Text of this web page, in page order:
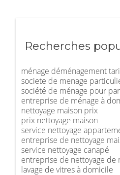
Recherches
ménage déménagement
societe de menage
société de ménage pour
entreprise de ménage à
nettoyage maison prix
prix nettoyage maison
service nettoyage
entreprise de nettoyage
service nettoyage canapé
entreprise de nettoyage de
lavage de vitres à domicile